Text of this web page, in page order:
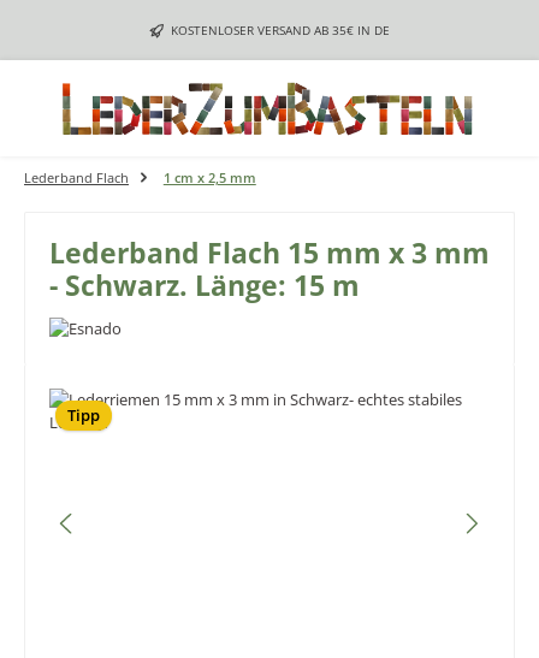
Zum Hauptinhalt springenKOSTENLOSER VERSAND AB 35€ IN DE
Lederband Flach 1 cm x 2,5 mm
Lederband Flach 15 mm x 3 mm
- Schwarz. Länge: 15 m
Bildergalerie überspringen
Tipp